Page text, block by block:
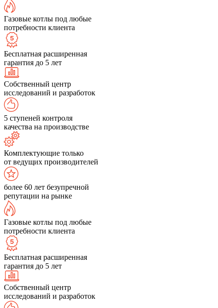
Газовые котлы под любые
потребности клиента
Бесплатная расширенная
гарантия до 5 лет
Собственный центр
исследований и разработок
5 ступеней контроля
качества на производстве
Комплектующие только
от ведущих производителей
более 60 лет безупречной
репутации на рынке
Газовые котлы под любые
потребности клиента
Бесплатная расширенная
гарантия до 5 лет
Собственный центр
исследований и разработок